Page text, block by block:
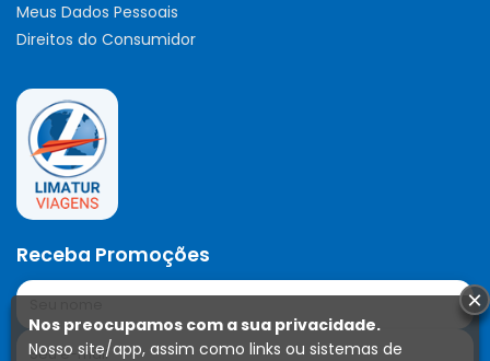
Meus Dados Pessoais
Direitos do Consumidor
Receba Promoções
Nos preocupamos com a sua privacidade.
Nosso site/app, assim como links ou sistemas de
×